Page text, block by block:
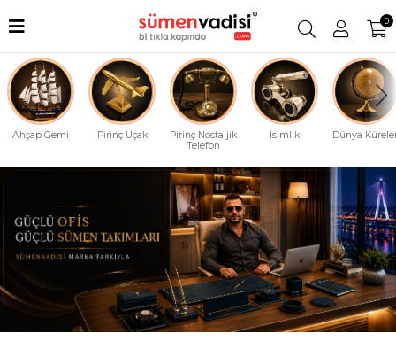
0
Ahşap Gemi Pirinç Uçak
Pirinç Nostaljik
Telefon
İsimlik Dünya